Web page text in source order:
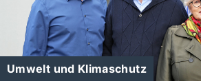
Umwelt und Klimaschutz